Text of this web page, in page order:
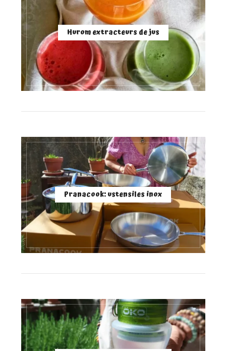
Hurom extracteurs de jus
Pranacook: ustensiles inox